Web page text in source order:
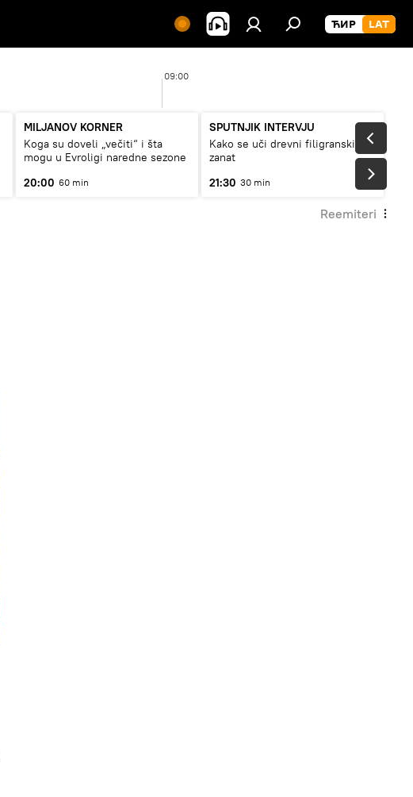
09:00
MILJANOV KORNER
Koga su doveli „večiti“ i šta
mogu u Evroligi naredne sezone
20:00 60 min
SPUTNJIK INTERVJU
Kako se uči drevni filigranski
zanat
21:30 30 min
Reemiteri